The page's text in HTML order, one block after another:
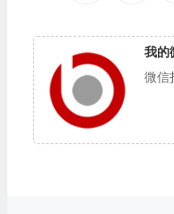
我的
微信